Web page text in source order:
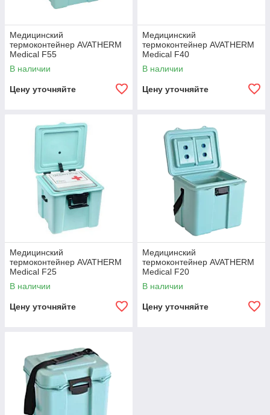
Медицинский
термоконтейнер AVATHERM
Medical F55
В наличии
Цену уточняйте
Медицинский
термоконтейнер AVATHERM
Medical F40
В наличии
Цену уточняйте
Медицинский
термоконтейнер AVATHERM
Medical F25
В наличии
Цену уточняйте
Медицинский
термоконтейнер AVATHERM
Medical F20
В наличии
Цену уточняйте